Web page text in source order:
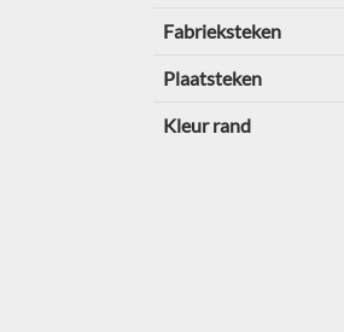
Fabrieksteken
Plaatsteken
Kleur rand